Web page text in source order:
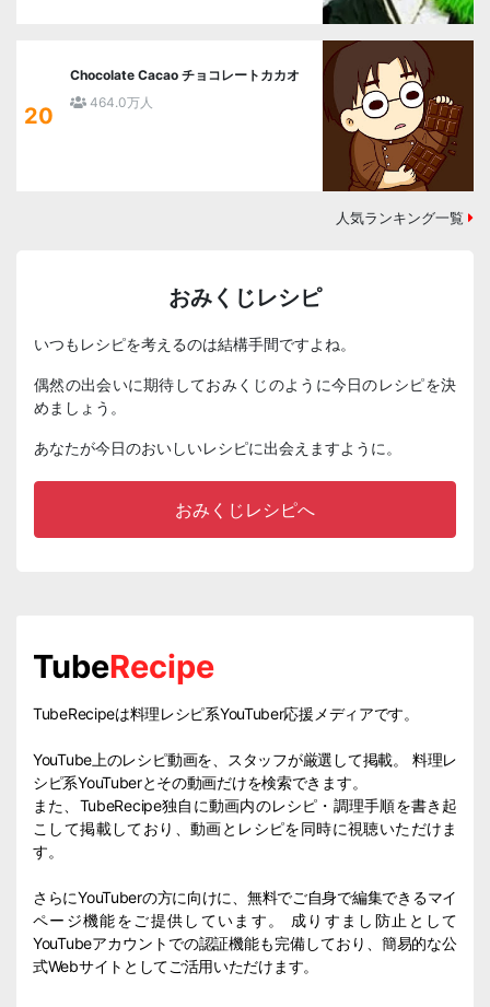
20
Chocolate Cacao チョコレートカカオ
464.0万人
人気ランキング一覧
おみくじレシピ
いつもレシピを考えるのは結構手間ですよね。
偶然の出会いに期待しておみくじのように今日のレシピを決
めましょう。
あなたが今日のおいしいレシピに出会えますように。
おみくじレシピへ
TubeRecipe
TubeRecipeは料理レシピ系YouTuber応援メディアです。
YouTube上のレシピ動画を、スタッフが厳選して掲載。 料理レ
シピ系YouTuberとその動画だけを検索できます。
また、TubeRecipe独自に動画内のレシピ・調理手順を書き起
こして掲載しており、動画とレシピを同時に視聴いただけま
す。
さらにYouTuberの方に向けに、無料でご自身で編集できるマイ
ページ機能をご提供しています。 成りすまし防止として
YouTubeアカウントでの認証機能も完備しており、簡易的な公
式Webサイトとしてご活用いただけます。